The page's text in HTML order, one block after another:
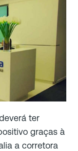
ter
graças à
a corretora